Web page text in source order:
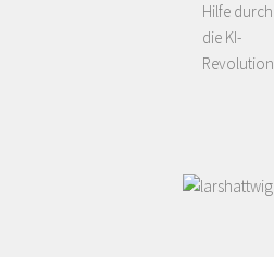
Hilfe durch
die KI-
Revolution